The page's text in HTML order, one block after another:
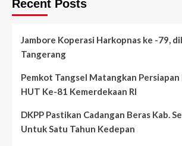
Recent Posts
Jambore Koperasi Harkopnas ke -79,
Tangerang
Pemkot Tangsel Matangkan
HUT Ke-81 Kemerdekaan RI
DKPP Pastikan Cadangan Beras Kab.
Untuk Satu Tahun Kedepan